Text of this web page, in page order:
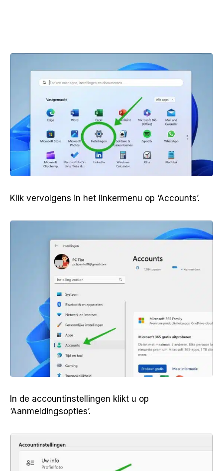
Klik vervolgens in het linkermenu op ‘Accounts’.
In de accountinstellingen klikt u op
‘Aanmeldingsopties’.